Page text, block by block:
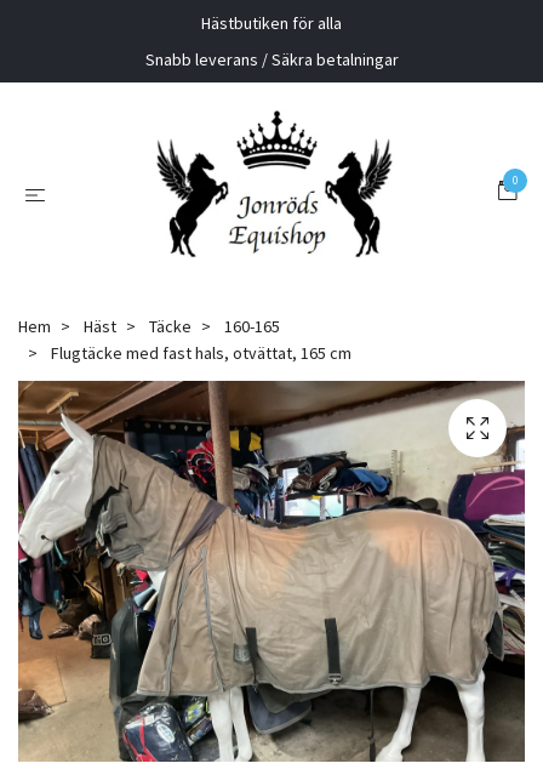
Hästbutiken för alla
Snabb leverans / Säkra betalningar
0
Hem Häst Täcke
160-165
Flugtäcke med fast hals, otvättat, 165 cm